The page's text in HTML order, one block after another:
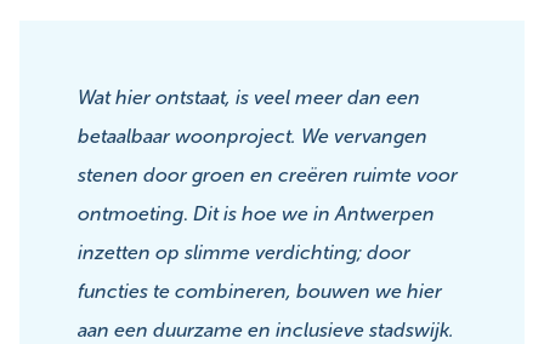
Wat hier ontstaat, is veel meer dan een
betaalbaar woonproject. We vervangen
stenen door groen en creëren ruimte voor
ontmoeting. Dit is hoe we in Antwerpen
inzetten op slimme verdichting; door
functies te combineren, bouwen we hier
aan een duurzame en inclusieve stadswijk.